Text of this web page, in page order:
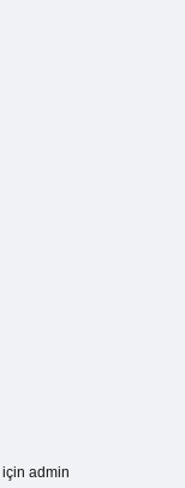
için admin